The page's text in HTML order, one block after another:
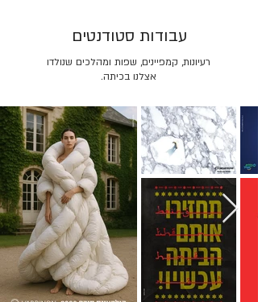
רעיונות, קמפיינים, שפות ומהלכים שנולדו
אצלנו בכיתה.
עבודות סטודנטים